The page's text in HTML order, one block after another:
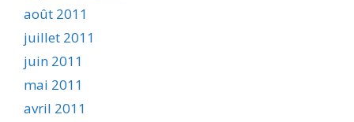
août 2011
juillet 2011
juin 2011
mai 2011
avril 2011